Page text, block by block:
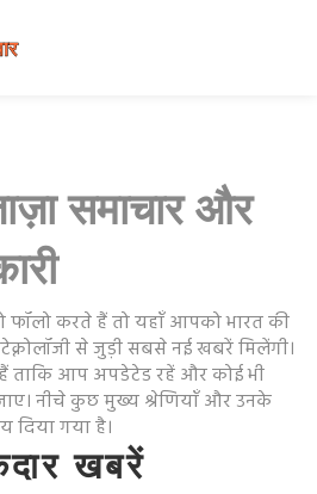
समाचार और
करते हैं तो यहाँ आपको भारत की
से जुड़ी सबसे नई खबरें मिलेंगी।
ताकि आप अपडेटेड रहें और कोई भी
नीचे कुछ मुख्य श्रेणियाँ और उनके
दिया गया है।
खबरें